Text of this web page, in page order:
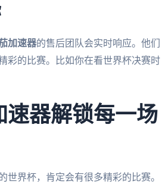
加速器的售后团队会实时响应。他们
彩的比赛。比如你在看世界杯决赛时
器解锁每一场
世界杯，肯定会有很多精彩的比赛。